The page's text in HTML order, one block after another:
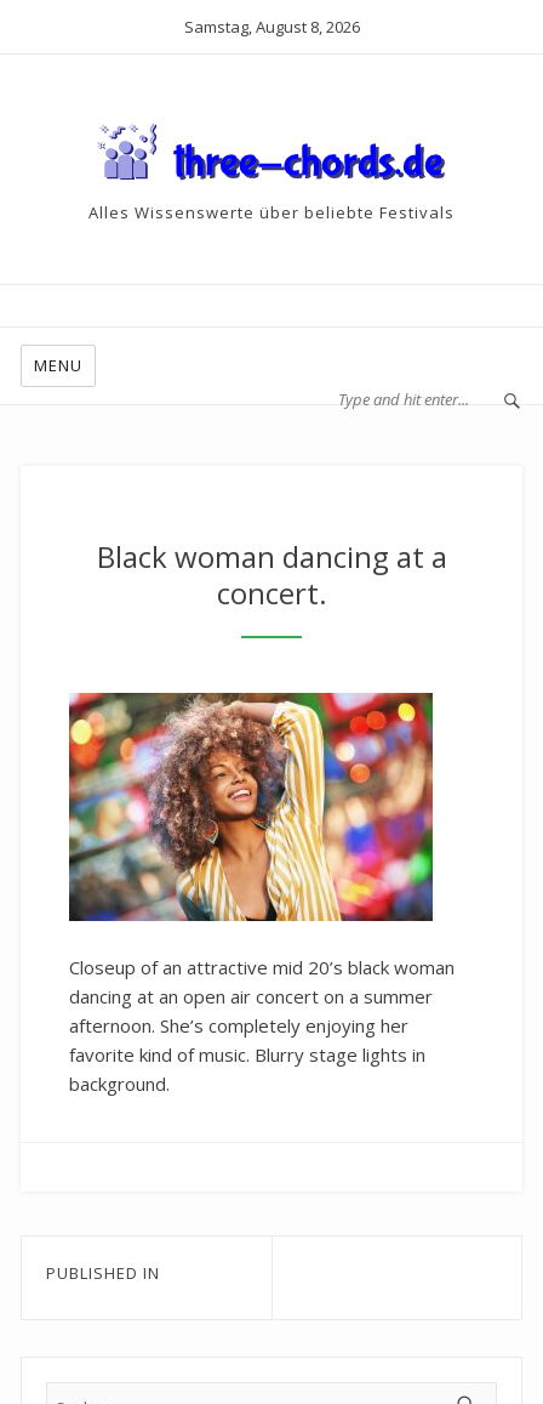
Samstag, August 8, 2026
Alles Wissenswerte über beliebte Festivals
MENU
Black woman dancing at a
concert.
Closeup of an attractive mid 20’s black woman
dancing at an open air concert on a summer
afternoon. She’s completely enjoying her
favorite kind of music. Blurry stage lights in
background.
Beitragsnavigation
PUBLISHED IN
Suche